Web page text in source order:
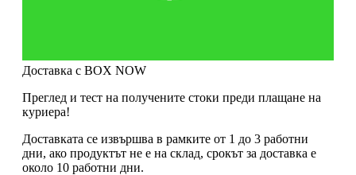
Доставка с BOX NOW
Преглед и тест на получените стоки преди плащане на
куриера!
Доставката се извършва в рамките от 1 до 3 работни
дни, ако продуктът не е на склад, срокът за доставка е
около 10 работни дни.